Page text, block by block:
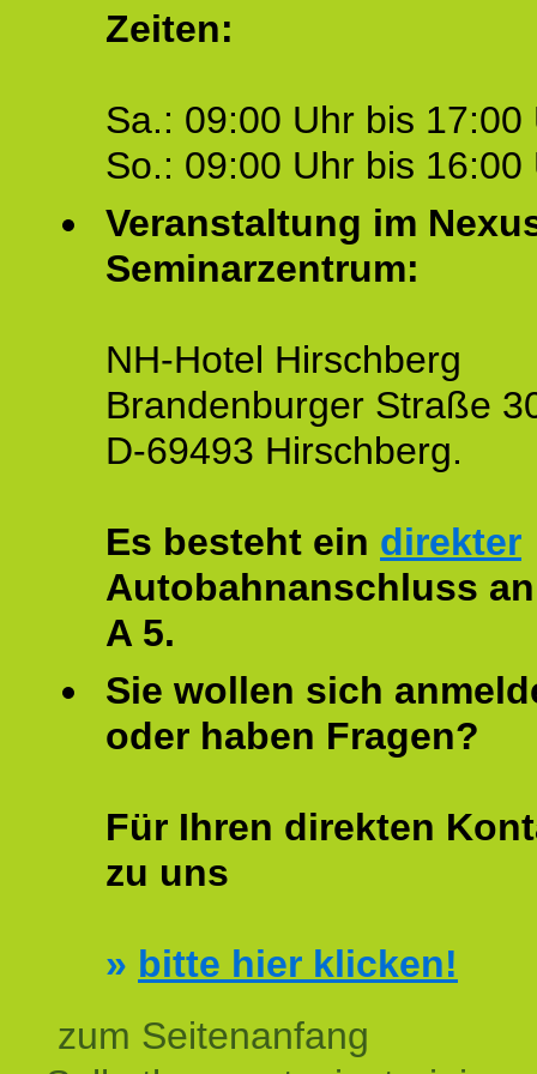
Zeiten:
Sa.: 09:00 Uhr bis 17:00
So.: 09:00 Uhr bis 16:00
Veranstaltung im
Seminarzentrum:
NH-Hotel Hirschberg
Brandenburger Straße
D-69493 Hirschberg.
Es besteht ein direkter
Autobahnanschluss
A 5.
Sie wollen sich
oder haben Fragen?
Für Ihren direkten
zu uns
» bitte hier klicken!
zum Seitenanfang